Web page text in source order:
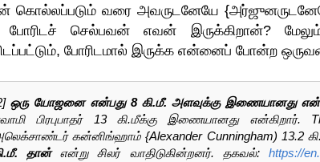
கொல்லப்படும் வரை அவருடனேயே
போரிடச் செல்பவன் எவன் இருக்கிறான்?
போரிடமால் இருக்க என்னைப் போன்ற
ஒரு யோஜனை என்பது 8 கி.மீ. அளவுக்கு இணையானது
பிரபுபாதர் 13 கி.மீக்கு இணையானது என்கிறார்.
கன்னிங்ஹாம் {Alexander Cunningham) 13.2
தான்என்று சிலர் வாதிடுகின்றனர். தகவல்: https://